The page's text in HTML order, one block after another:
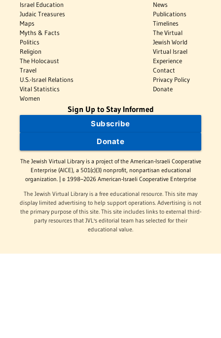
Israel Education
Judaic Treasures
Maps
Myths & Facts
Politics
Religion
The Holocaust
Travel
U.S.-Israel Relations
Vital Statistics
Women
News
Publications
Timelines
The Virtual
Jewish World
Virtual Israel
Experience
Contact
Privacy Policy
Donate
Sign Up to Stay Informed
Subscribe
Donate
The Jewish Virtual Library is a project of the American-Israeli Cooperative
Enterprise (AICE), a 501(c)(3) nonprofit, nonpartisan educational
organization. | © 1998–2026 American-Israeli Cooperative Enterprise
The Jewish Virtual Library is a free educational resource. This site may
display limited advertising to help support operations. Advertising is not
the primary purpose of this site. This site includes links to external third-
party resources that JVL's editorial team has selected for their
educational value.